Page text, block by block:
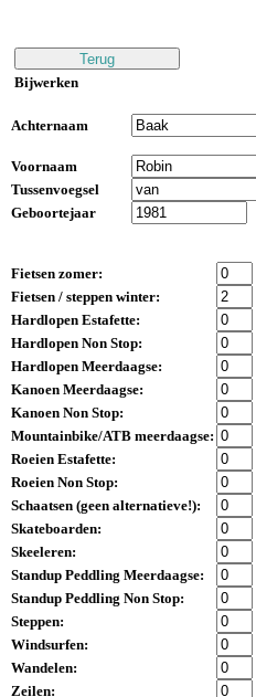
Bijwerken
Achternaam
Voornaam
Tussenvoegsel
Geboortejaar
Fietsen zomer:
Fietsen / steppen winter:
Hardlopen Estafette:
Hardlopen Non Stop:
Hardlopen Meerdaagse:
Kanoen Meerdaagse:
Kanoen Non Stop:
Mountainbike/ATB meerdaagse:
Roeien Estafette:
Roeien Non Stop:
Schaatsen (geen alternatieve!):
Skateboarden:
Skeeleren:
Standup Peddling Meerdaagse:
Standup Peddling Non Stop:
Steppen:
Windsurfen:
Wandelen:
Zeilen: